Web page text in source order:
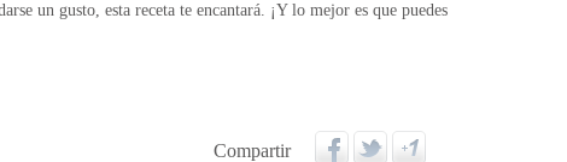
un gusto, esta receta te encantará. ¡Y lo mejor es que puedes
Compartir